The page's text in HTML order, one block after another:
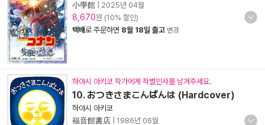
小學館 2025년 04월
8,670원 (10% 할인)
택배로 주문하면 8월 18일 출고 변경
하야시 아키코 작가에게 작별인사를 남겨주세요.
10. おつきさまこんばんは (Hardcover)
하야시 아키코
福音館書店
1986년 06월